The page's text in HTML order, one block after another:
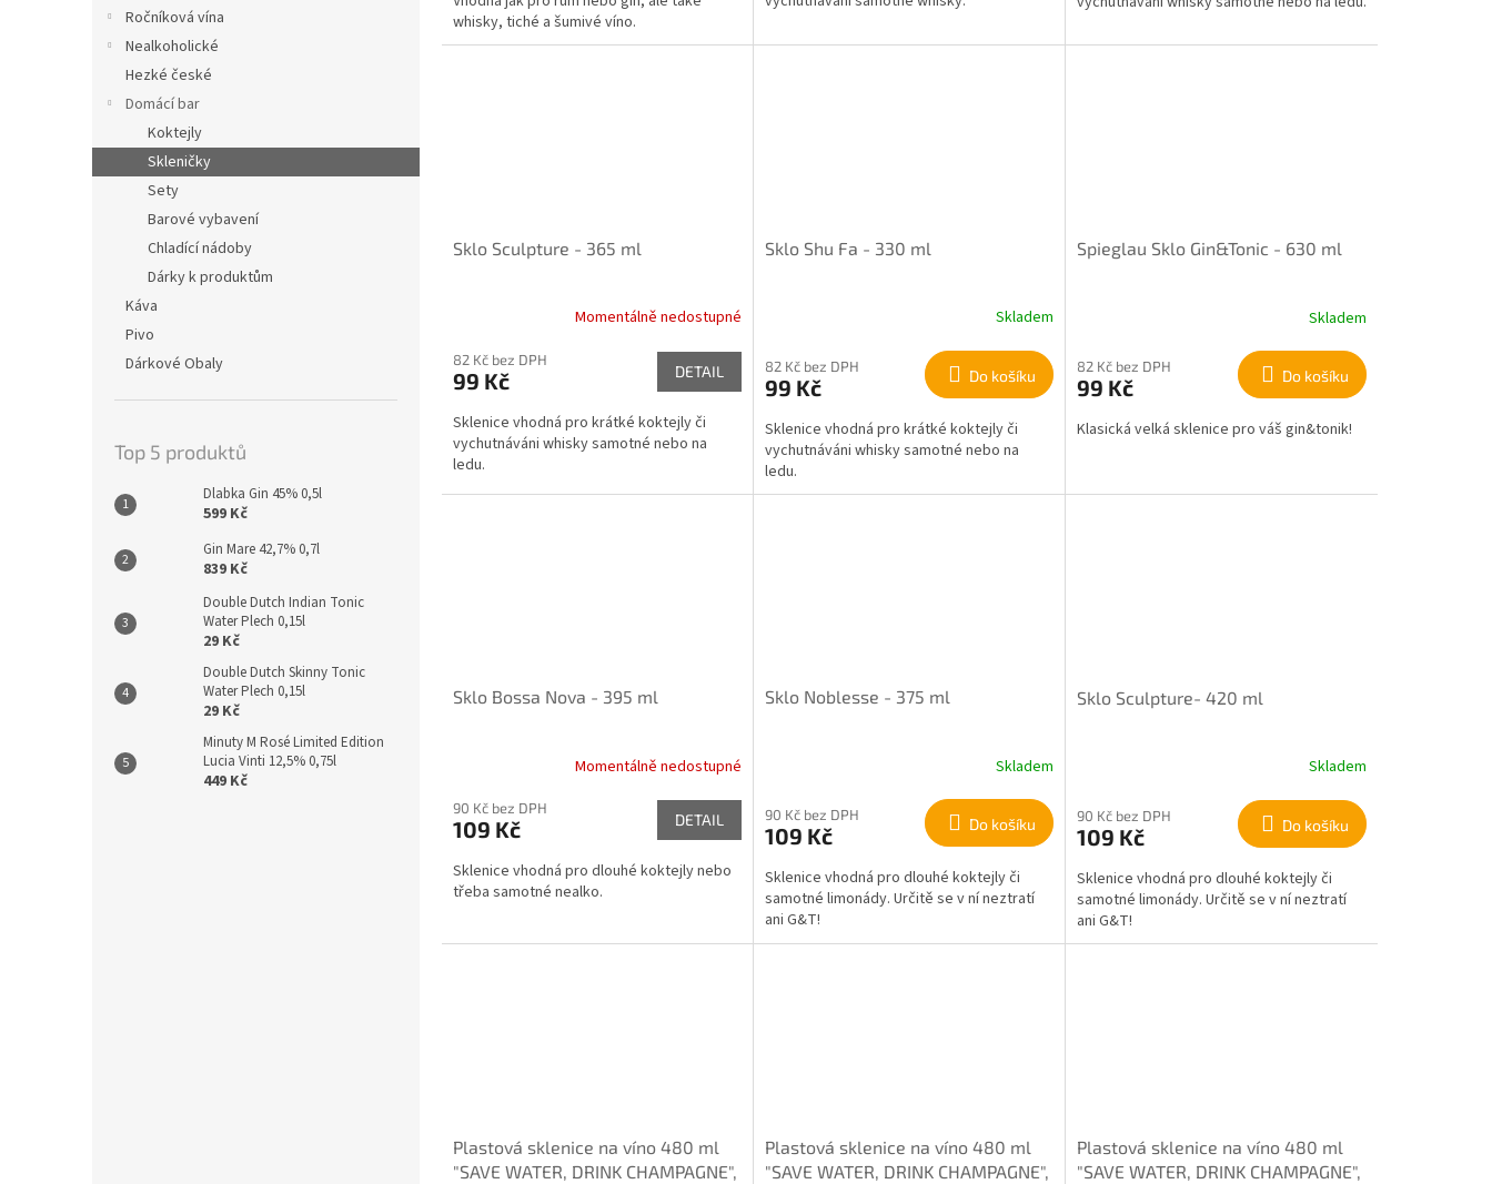
Ročníková vína
Nealkoholické
Hezké české
Domácí bar
Koktejly
Skleničky
Sety
Barové vybavení
Chladící nádoby
Dárky k produktům
Káva
Pivo
Dárkové Obaly
Top 5 produktů
Dlabka Gin 45% 0,5l
599 Kč
Gin Mare 42,7% 0,7l
839 Kč
Double Dutch Indian Tonic
Water Plech 0,15l
29 Kč
Double Dutch Skinny Tonic
Water Plech 0,15l
29 Kč
Minuty M Rosé Limited Edition
Lucia Vinti 12,5% 0,75l
449 Kč
whisky, tiché a šumivé víno.
Sklo Sculpture - 365 ml
Momentálně nedostupné
82 Kč bez DPH
99 Kč DETAIL
Sklenice vhodná pro krátké koktejly či
vychutnáváni whisky samotné nebo na
ledu.
Sklo Shu Fa - 330 ml
Skladem
82 Kč bez DPH
99 Kč Do košíku
Sklenice vhodná pro krátké koktejly či
vychutnáváni whisky samotné nebo na
ledu.
Spieglau Sklo Gin&Tonic - 630 ml
Skladem
82 Kč bez DPH
99 Kč Do košíku
Klasická velká sklenice pro váš gin&tonik!
Sklo Bossa Nova - 395 ml
Momentálně nedostupné
90 Kč bez DPH
109 Kč DETAIL
Sklenice vhodná pro dlouhé koktejly nebo
třeba samotné nealko.
Sklo Noblesse - 375 ml
Skladem
90 Kč bez DPH
109 Kč Do košíku
Sklenice vhodná pro dlouhé koktejly či
samotné limonády. Určitě se v ní neztratí
ani G&T!
Sklo Sculpture- 420 ml
Skladem
90 Kč bez DPH
109 Kč Do košíku
Sklenice vhodná pro dlouhé koktejly či
samotné limonády. Určitě se v ní neztratí
ani G&T!
Plastová sklenice na víno 480 ml
"SAVE WATER, DRINK CHAMPAGNE",
Plastová sklenice na víno 480 ml
"SAVE WATER, DRINK CHAMPAGNE",
Plastová sklenice na víno 480 ml
"SAVE WATER, DRINK CHAMPAGNE",